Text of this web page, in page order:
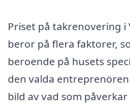
Priset på takrenovering i
beror på flera faktorer,
beroende på husets
den valda
bild av vad som